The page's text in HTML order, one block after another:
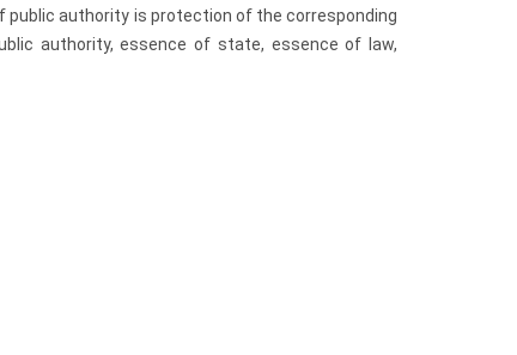
authority is protection of the corresponding
authority, essence of state, essence of law,